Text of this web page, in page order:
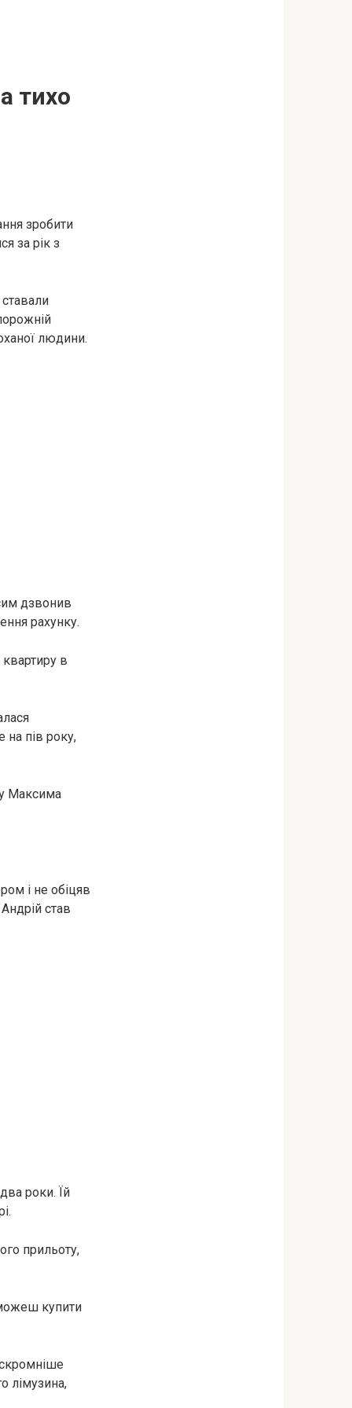
тихо
зробити
за рік з
людини.
дзвонив
рахунку.
в
пів року,
Максима
і не обіцяв
став
роки. Їй
прильоту,
купити
лімузина,